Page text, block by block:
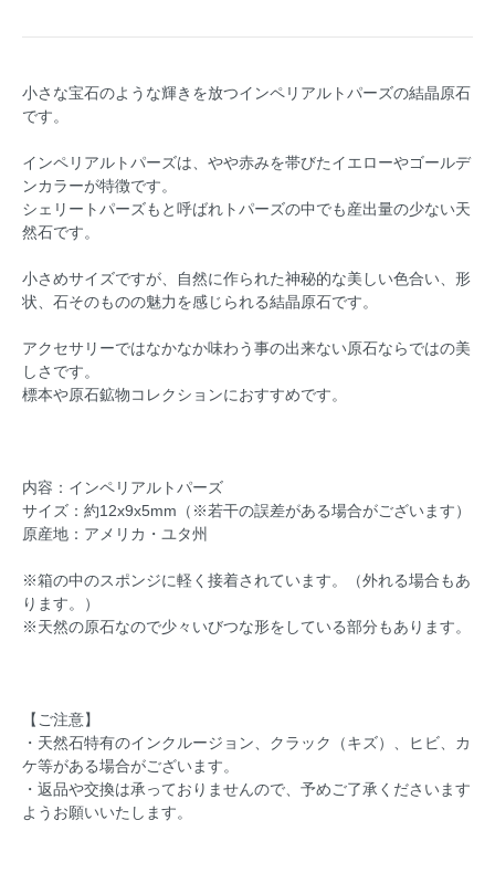
小さな宝石のような輝きを放つインペリアルトパーズの結晶原石
です。
インペリアルトパーズは、やや赤みを帯びたイエローやゴールデ
ンカラーが特徴です。
シェリートパーズもと呼ばれトパーズの中でも産出量の少ない天
然石です。
小さめサイズですが、自然に作られた神秘的な美しい色合い、形
状、石そのものの魅力を感じられる結晶原石です。
アクセサリーではなかなか味わう事の出来ない原石ならではの美
しさです。
標本や原石鉱物コレクションにおすすめです。
内容：インペリアルトパーズ
サイズ：約12x9x5mm（※若干の誤差がある場合がございます）
原産地：アメリカ・ユタ州
※箱の中のスポンジに軽く接着されています。（外れる場合もあ
ります。）
※天然の原石なので少々いびつな形をしている部分もあります。
【ご注意】
・天然石特有のインクルージョン、クラック（キズ）、ヒビ、カ
ケ等がある場合がございます。
・返品や交換は承っておりませんので、予めご了承くださいます
ようお願いいたします。